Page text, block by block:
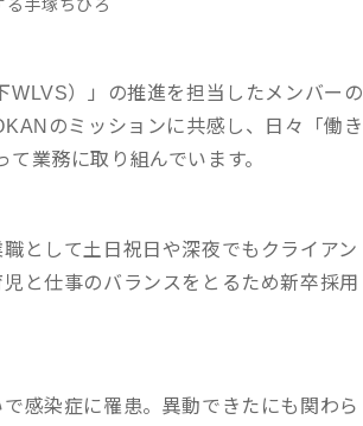
手塚ちひろ
WLVS）」の推進を担当したメンバーの
のミッションに共感し、日々「働き
業務に取り組んでいます。
として土日祝日や深夜でもクライアン
と仕事のバランスをとるため新卒採用
感染症に罹患。異動できたにも関わら